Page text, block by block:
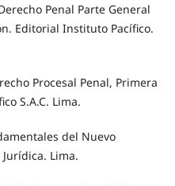
Penal Parte General
Editorial Instituto Pacífico.
Procesal Penal, Primera
S.A.C. Lima.
del Nuevo
Lima.